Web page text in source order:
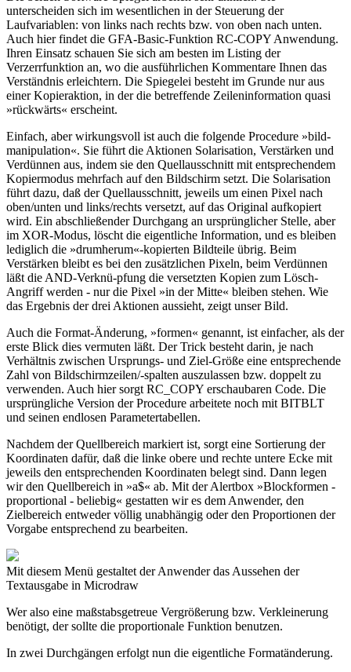
unterscheiden sich im wesentlichen in der Steuerung der
Laufvariablen: von links nach rechts bzw. von oben nach unten.
Auch hier findet die GFA-Basic-Funktion RC-COPY Anwendung.
Ihren Einsatz schauen Sie sich am besten im Listing der
Verzerrfunktion an, wo die ausführlichen Kommentare Ihnen das
Verständnis erleichtern. Die Spiegelei besteht im Grunde nur aus
einer Kopieraktion, in der die betreffende Zeileninformation quasi
»rückwärts« erscheint.
Einfach, aber wirkungsvoll ist auch die folgende Procedure »bild-
manipulation«. Sie führt die Aktionen Solarisation, Verstärken und
Verdünnen aus, indem sie den Quellausschnitt mit entsprechendem
Kopiermodus mehrfach auf den Bildschirm setzt. Die Solarisation
führt dazu, daß der Quellausschnitt, jeweils um einen Pixel nach
oben/unten und links/rechts versetzt, auf das Original aufkopiert
wird. Ein abschließender Durchgang an ursprünglicher Stelle, aber
im XOR-Modus, löscht die eigentliche Information, und es bleiben
lediglich die »drumherum«-kopierten Bildteile übrig. Beim
Verstärken bleibt es bei den zusätzlichen Pixeln, beim Verdünnen
läßt die AND-Verknü-pfung die versetzten Kopien zum Lösch-
Angriff werden - nur die Pixel »in der Mitte« bleiben stehen. Wie
das Ergebnis der drei Aktionen aussieht, zeigt unser Bild.
Auch die Format-Änderung, »formen« genannt, ist einfacher, als der
erste Blick dies vermuten läßt. Der Trick besteht darin, je nach
Verhältnis zwischen Ursprungs- und Ziel-Größe eine entsprechende
Zahl von Bildschirmzeilen/-spalten auszulassen bzw. doppelt zu
verwenden. Auch hier sorgt RC_COPY erschaubaren Code. Die
ursprüngliche Version der Procedure arbeitete noch mit BITBLT
und seinen endlosen Parametertabellen.
Nachdem der Quellbereich markiert ist, sorgt eine Sortierung der
Koordinaten dafür, daß die linke obere und rechte untere Ecke mit
jeweils den entsprechenden Koordinaten belegt sind. Dann legen
wir den Quellbereich in »a$« ab. Mit der Alertbox »Blockformen -
proportional - beliebig« gestatten wir es dem Anwender, den
Zielbereich entweder völlig unabhängig oder den Proportionen der
Vorgabe entsprechend zu bearbeiten.
Mit diesem Menü gestaltet der Anwender das Aussehen der
Textausgabe in Microdraw
Wer also eine maßstabsgetreue Vergrößerung bzw. Verkleinerung
benötigt, der sollte die proportionale Funktion benutzen.
In zwei Durchgängen erfolgt nun die eigentliche Formatänderung.